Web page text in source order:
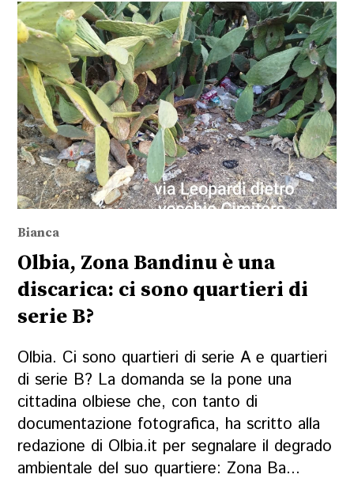
Bianca
Olbia, Zona Bandinu è una
discarica: ci sono quartieri di
serie B?
Olbia. Ci sono quartieri di serie A e quartieri
di serie B? La domanda se la pone una
cittadina olbiese che, con tanto di
documentazione fotografica, ha scritto alla
redazione di Olbia.it per segnalare il degrado
ambientale del suo quartiere: Zona Ba...